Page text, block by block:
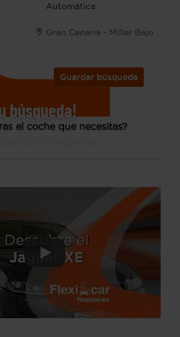
Automática
Gran Canaria - Miller Bajo
Guardar búsqueda
búsqueda!
el coche que necesitas?